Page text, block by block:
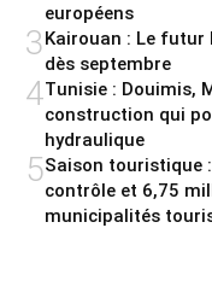
européens
3Kairouan : Le
dès septembre
4Tunisie : Douimis,
construction qui
hydraulique
5Saison touristique
contrôle et 6,75
municipalités